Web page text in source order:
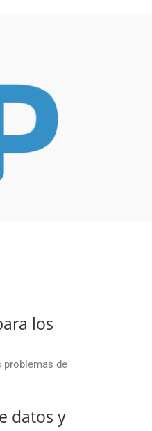
los
problemas de
datos y